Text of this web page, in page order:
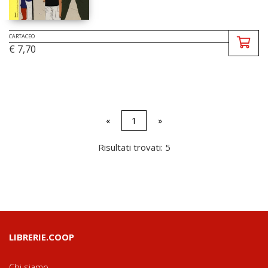
CARTACEO
€ 7,70
« 1 »
Risultati trovati: 5
LIBRERIE.COOP